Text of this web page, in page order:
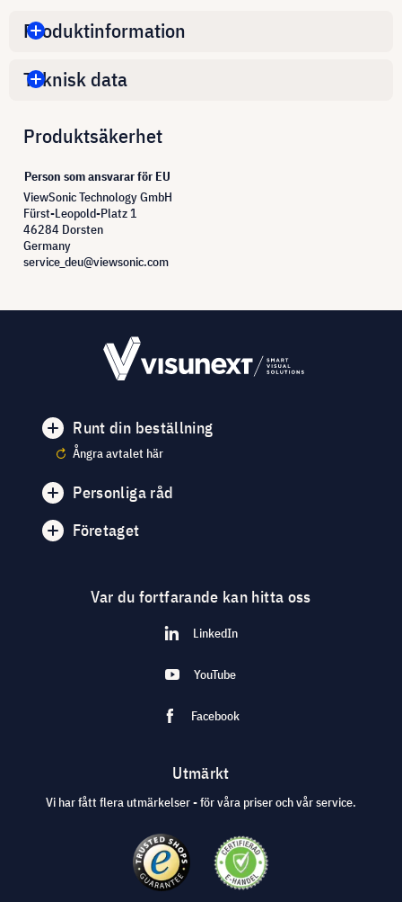
Produktinformation
Teknisk data
Produktsäkerhet
Person som ansvarar för EU
ViewSonic Technology GmbH
Fürst-Leopold-Platz 1
46284 Dorsten
Germany
service_deu@viewsonic.com
Runt din beställning
Ångra avtalet här
Personliga råd
Företaget
Var du fortfarande kan hitta oss
LinkedIn
YouTube
Facebook
Utmärkt
Vi har fått flera utmärkelser - för våra priser och vår service.